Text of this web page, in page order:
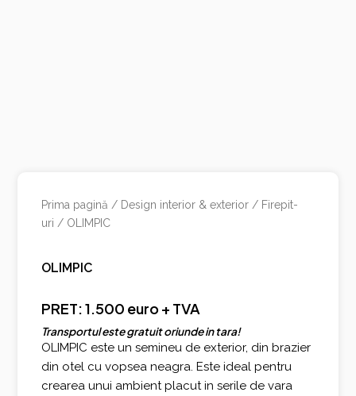
Prima pagină / Design interior & exterior / Firepit-
uri / OLIMPIC
OLIMPIC
PRET: 1.500 euro + TVA
Transportul este gratuit oriunde in tara!
OLIMPIC este un semineu de exterior, din brazier
din otel cu vopsea neagra. Este ideal pentru
crearea unui ambient placut in serile de vara